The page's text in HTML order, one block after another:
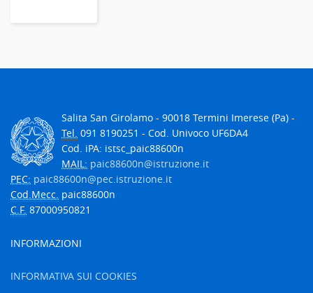
Salita San Girolamo - 90018 Termini Imerese (Pa) -
Tel. 091 8190251 - Cod. Univoco UF6DA4
Cod. iPA: istsc_paic88600n
MAIL: paic88600n@istruzione.it
PEC: paic88600n@pec.istruzione.it
Cod.Mecc. paic88600n
C.F. 87000950821
INFORMAZIONI
INFORMATIVA SUI COOKIES